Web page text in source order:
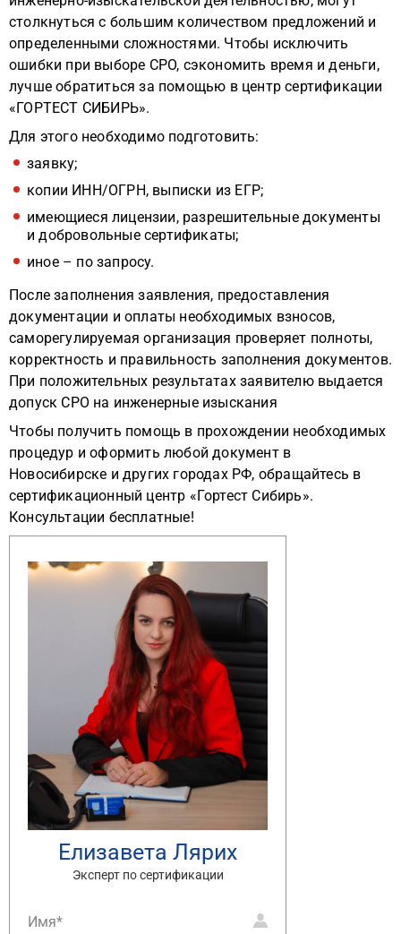
столкнуться с большим количеством предложений и
определенными сложностями. Чтобы исключить
ошибки при выборе СРО, сэкономить время и деньги,
лучше обратиться за помощью в центр сертификации
«ГОРТЕСТ СИБИРЬ».
Для этого необходимо подготовить:
заявку;
копии ИНН/ОГРН, выписки из ЕГР;
имеющиеся лицензии, разрешительные документы
и добровольные сертификаты;
иное – по запросу.
После заполнения заявления, предоставления
документации и оплаты необходимых взносов,
саморегулируемая организация проверяет полноты,
корректность и правильность заполнения документов.
При положительных результатах заявителю выдается
допуск СРО на инженерные изыскания
Чтобы получить помощь в прохождении необходимых
процедур и оформить любой документ в
Новосибирске и других городах РФ, обращайтесь в
сертификационный центр «Гортест Сибирь».
Консультации бесплатные!
Елизавета Лярих
Эксперт по сертификации